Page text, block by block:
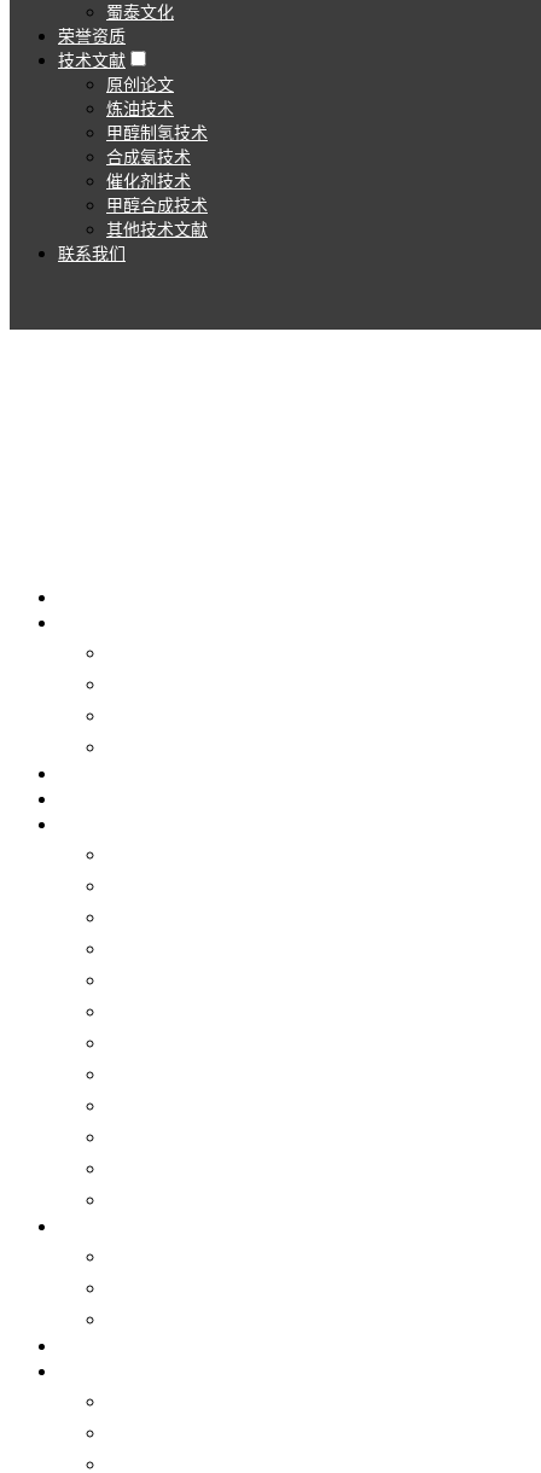
蜀泰文化
荣誉资质
技术文献
原创论文
炼油技术
甲醇制氢技术
合成氨技术
催化剂技术
甲醇合成技术
其他技术文献
联系我们